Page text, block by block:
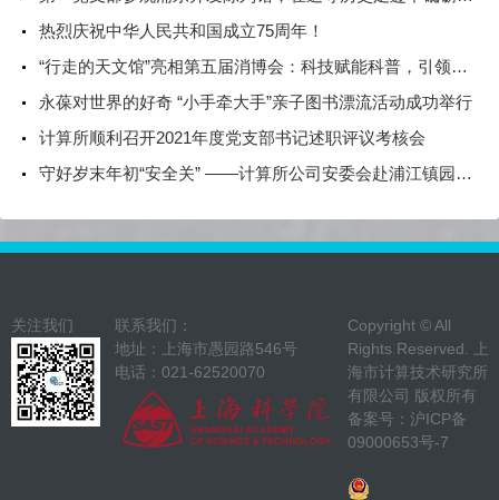
热烈庆祝中华人民共和国成立75周年！
“行走的天文馆”亮相第五届消博会：科技赋能科普，引领消费新体验
永葆对世界的好奇 “小手牵大手”亲子图书漂流活动成功举行
计算所顺利召开2021年度党支部书记述职评议考核会
守好岁末年初“安全关” ——计算所公司安委会赴浦江镇园区开展安全检查
关注我们
联系我们：
地址：上海市愚园路546号
电话：021-62520070
Copyright © All
Rights Reserved. 上
海市计算技术研究所
有限公司 版权所有
备案号： 沪ICP备
09000653号-7